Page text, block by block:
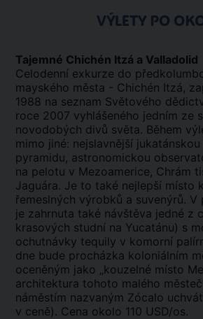
VÝLETY PO
Tajemné Chichén Itzá a Valladolid
Celodenní exkurze do
mayského města - Chichén Itzá,
1988 na seznam Světového
roce 2007 vyhlášeného jedním ze
novodobých divů světa. Během
mimo jiné: nejslavnější jukatánskou
pyramidu, astronomickou
na pelotu v Mezoamerice, Chrám
Jaguára. Je to také nejlepší místo
řemeslných výrobků a suvenýrů.
je zahrnuta také návštěva jedné z
krasových studní na Yucatánu) s
ochutnávky tequily v komorní
dne bude procházka koloniálním
oceněným jako „kouzelné místo
architektura tohoto malého
náměstím nazvaným Zócalo
v ceně). Cena okolo 110 USD/os.